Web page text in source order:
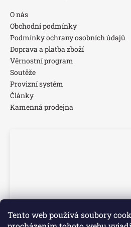
Tento web používá soubory
O nás
Obchodní podmínky
Podmínky ochrany osobních údajů
Doprava a platba zboží
Věrnostní program
Soutěže
Provizní systém
Články
Kamenná prodejna